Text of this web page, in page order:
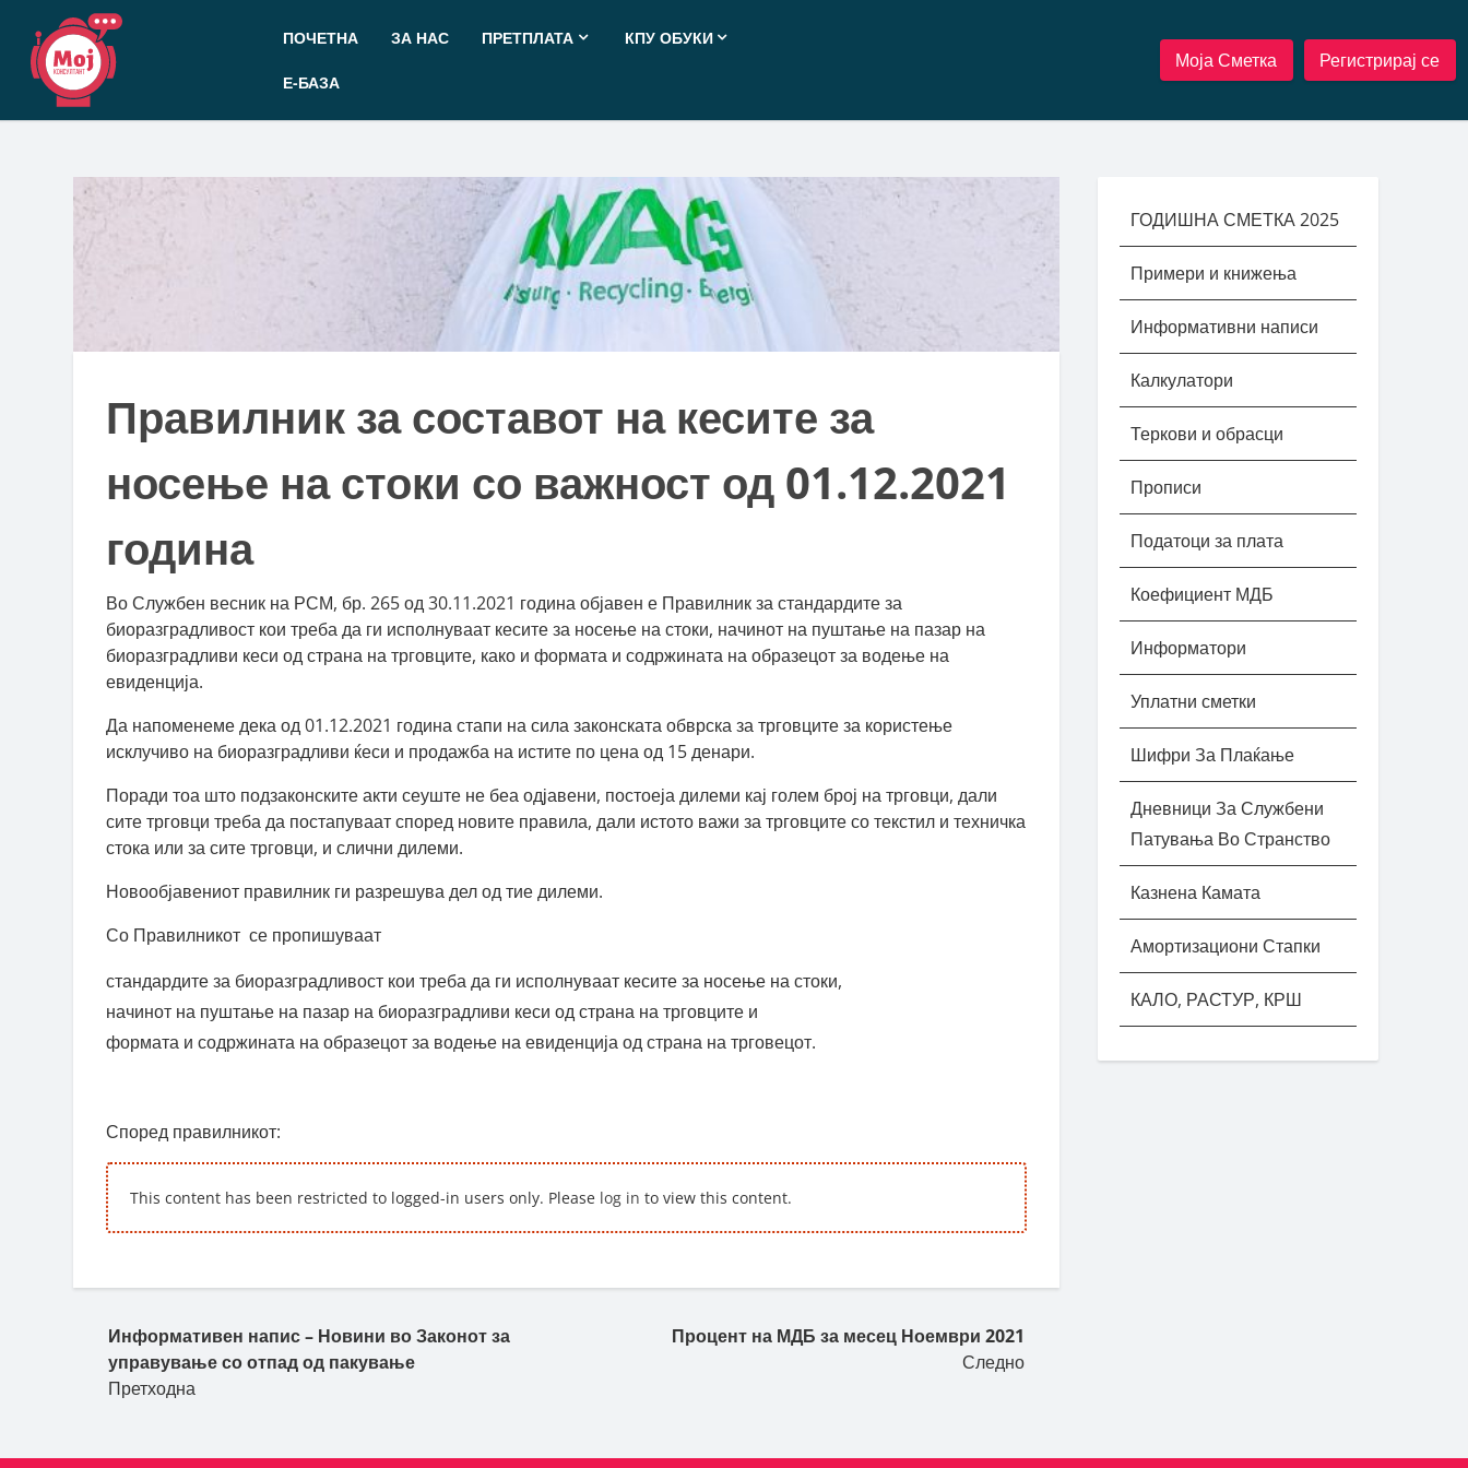
Прескокнете
содржината
ПОЧЕТНА ЗА НАС ПРЕТПЛАТА КПУ ОБУКИ
Е-БАЗА
Моја Сметка Регистрирај се
Правилник за составот на кесите за
носење на стоки со важност од 01.12.2021
година
Во Службен весник на РСМ, бр. 265 од 30.11.2021 година објавен е Правилник за стандардите за
биоразградливост кои треба да ги исполнуваат кесите за носење на стоки, начинот на пуштање на пазар на
биоразградливи кеси од страна на трговците, како и формата и содржината на образецот за водење на
евиденција.
Да напоменеме дека од 01.12.2021 година стапи на сила законската обврска за трговците за користење
исклучиво на биоразградливи ќеси и продажба на истите по цена од 15 денари.
Поради тоа што подзаконските акти сеуште не беа одјавени, постоеја дилеми кај голем број на трговци, дали
сите трговци треба да постапуваат според новите правила, дали истото важи за трговците со текстил и техничка
стока или за сите трговци, и слични дилеми.
Новообјавениот правилник ги разрешува дел од тие дилеми.
Со Правилникот се пропишуваат
стандардите за биоразградливост кои треба да ги исполнуваат кесите за носење на стоки,
начинот на пуштање на пазар на биоразградливи кеси од страна на трговците и
формата и содржината на образецот за водење на евиденција од страна на трговецот.
Според правилникот:
This content has been restricted to logged-in users only. Please log in to view this content.
Информативен напис – Новини во Законот за
управување со отпад од пакување
Претходна
Процент на МДБ за месец Ноември 2021
Следно
ГОДИШНА СМЕТКА 2025
Примери и книжења
Информативни написи
Калкулатори
Теркови и обрасци
Прописи
Податоци за плата
Коефициент МДБ
Информатори
Уплатни сметки
Шифри За Плаќање
Дневници За Службени
Патувања Во Странство
Казнена Камата
Амортизациони Стапки
КАЛО, РАСТУР, КРШ